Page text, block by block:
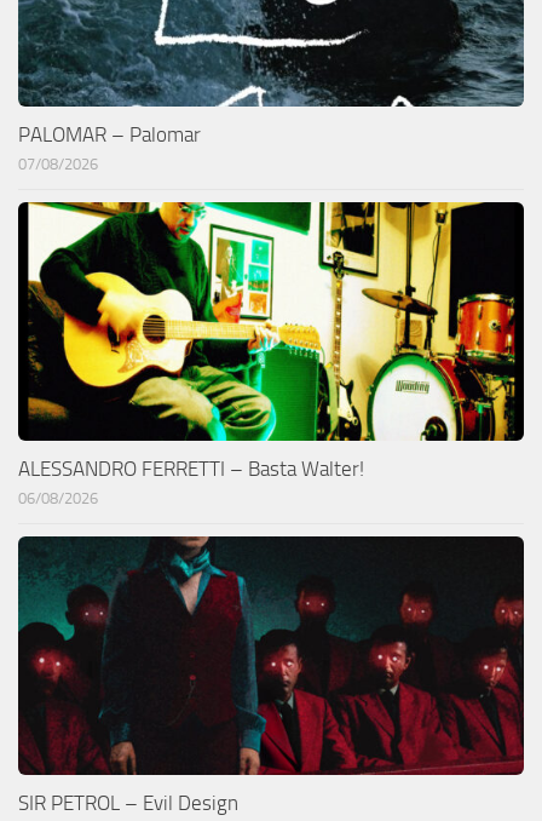
PALOMAR – Palomar
07/08/2026
ALESSANDRO FERRETTI – Basta Walter!
06/08/2026
SIR PETROL – Evil Design